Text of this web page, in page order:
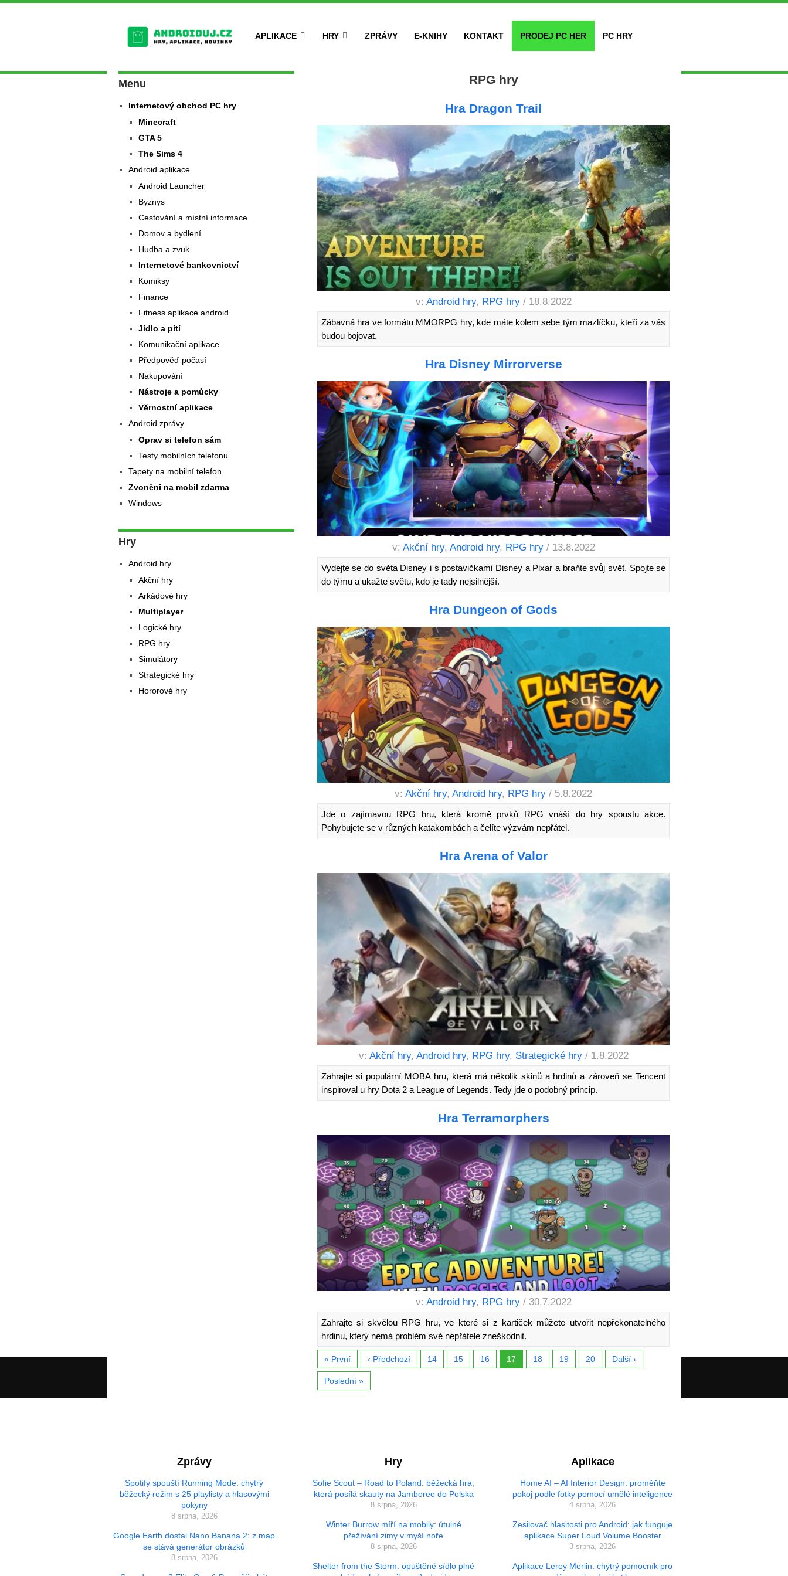
APLIKACE HRY ZPRÁVY E-KNIHY KONTAKT PRODEJ PC HER PC HRY
RPG hry
Hra Dragon Trail
v: Android hry, RPG hry / 18.8.2022
Zábavná hra ve formátu MMORPG hry, kde máte kolem sebe tým mazlíčku, kteří za vás
budou bojovat.
Hra Disney Mirrorverse
v: Akční hry, Android hry, RPG hry / 13.8.2022
Vydejte se do světa Disney i s postavičkami Disney a Pixar a braňte svůj svět. Spojte se
do týmu a ukažte světu, kdo je tady nejsilnější.
Hra Dungeon of Gods
v:Akční hry,Android hry, RPG hry / 5.8.2022
Jde o zajímavou RPG hru, která kromě prvků RPG vnáší do hry spoustu akce.
Pohybujete se v různých katakombách a čelíte výzvám nepřátel.
Hra Arena of Valor
v: Akční hry, Android hry, RPG hry, Strategické hry / 1.8.2022
Zahrajte si populární MOBA hru, která má několik skinů a hrdinů a zároveň se Tencent
inspiroval u hry Dota 2 a League of Legends. Tedy jde o podobný princip.
Hra Terramorphers
v: Android hry, RPG hry / 30.7.2022
Zahrajte si skvělou RPG hru, ve které si z kartiček můžete utvořit nepřekonatelného
hrdinu, který nemá problém své nepřátele zneškodnit.
« První ‹ Předchozí 14 15 16 17 18 19 20 Další ›
Poslední »
Menu
Internetový obchod PC hry
Minecraft
GTA 5
The Sims 4
Android aplikace
Android Launcher
Byznys
Cestování a místní informace
Domov a bydlení
Hudba a zvuk
Internetové bankovnictví
Komiksy
Finance
Fitness aplikace android
Jídlo a pití
Komunikační aplikace
Předpověď počasí
Nakupování
Nástroje a pomůcky
Věrnostní aplikace
Android zprávy
Oprav si telefon sám
Testy mobilních telefonu
Tapety na mobilní telefon
Zvoněni na mobil zdarma
Windows
Hry
Android hry
Akční hry
Arkádové hry
Multiplayer
Logické hry
RPG hry
Simulátory
Strategické hry
Hororové hry
Zprávy
Spotify spouští Running Mode: chytrý
běžecký režim s 25 playlisty a hlasovými
pokyny
8 srpna, 2026
Google Earth dostal Nano Banana 2: z map
se stává generátor obrázků
8 srpna, 2026
Hry
Sofie Scout – Road to Poland: běžecká hra,
která posílá skauty na Jamboree do Polska
8 srpna, 2026
Winter Burrow míří na mobily: útulné
přežívání zimy v myší noře
8 srpna, 2026
Shelter from the Storm: opuštěné sídlo plné
Aplikace
Home AI – AI Interior Design: proměňte
pokoj podle fotky pomocí umělé inteligence
4 srpna, 2026
Zesilovač hlasitosti pro Android: jak funguje
aplikace Super Loud Volume Booster
3 srpna, 2026
Aplikace Leroy Merlin: chytrý pomocník pro